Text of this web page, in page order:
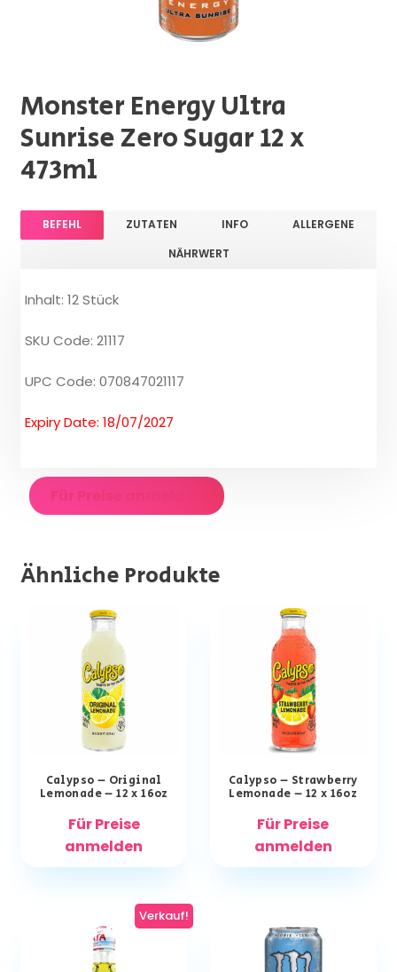
Monster Energy Ultra
Sunrise Zero Sugar 12 x
473ml
BEFEHL ZUTATEN INFO
ALLERGENE
NÄHRWERT
Inhalt: 12 Stück
SKU Code: 21117
UPC Code: 070847021117
Expiry Date: 18/07/2027
Für Preise anmelden
Ähnliche Produkte
Calypso – Original
Lemonade – 12 x 16oz
Für Preise
anmelden
Calypso – Strawberry
Lemonade – 12 x 16oz
Für Preise
anmelden
Verkauf!